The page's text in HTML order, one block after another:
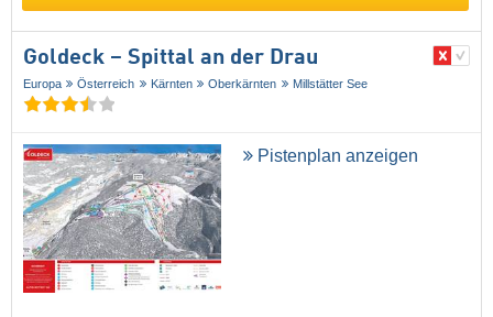
Goldeck – Spittal an der Drau
Europa Österreich Kärnten Oberkärnten Millstätter See
Pistenplan anzeigen